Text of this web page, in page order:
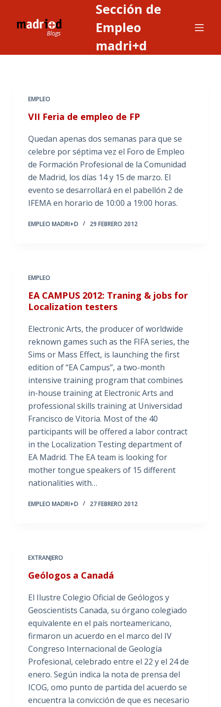
Sección de
Empleo
madri+d
EMPLEO
VII Feria de empleo de FP
Quedan apenas dos semanas para que se
celebre por séptima vez el Foro de Empleo
de Formación Profesional de la Comunidad
de Madrid, los días 14 y 15 de marzo. El
evento se desarrollará en el pabellón 2 de
IFEMA en horario de 10:00 a 19:00 horas.
EMPLEO MADRI+D 29 FEBRERO 2012
EMPLEO
EA CAMPUS 2012: Traning & jobs for
Localization testers
Electronic Arts, the producer of worldwide
reknown games such as the FIFA series, the
Sims or Mass Effect, is launching the first
edition of “EA Campus”, a two-month
intensive training program that combines
in-house training at Electronic Arts and
professional skills training at Universidad
Francisco de Vitoria. Most of the 40
participants will be offered a labor contract
in the Localization Testing department of
EA Madrid. The EA team is looking for
mother tongue speakers of 15 different
nationalities with…
EMPLEO MADRI+D 27 FEBRERO 2012
EXTRANJERO
Geólogos a Canadá
El Ilustre Colegio Oficial de Geólogos y
Geoscientists Canada, su órgano colegiado
equivalente en el país norteamericano,
firmaron un acuerdo en el marco del IV
Congreso Internacional de Geología
Profesional, celebrado entre el 22 y el 24 de
enero. Según indica la nota de prensa del
ICOG, omo punto de partida del acuerdo se
encuentra la convicción de que es necesario